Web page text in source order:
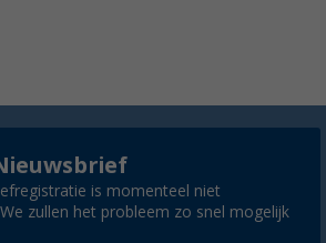
is momenteel niet
zullen het probleem zo snel mogelijk